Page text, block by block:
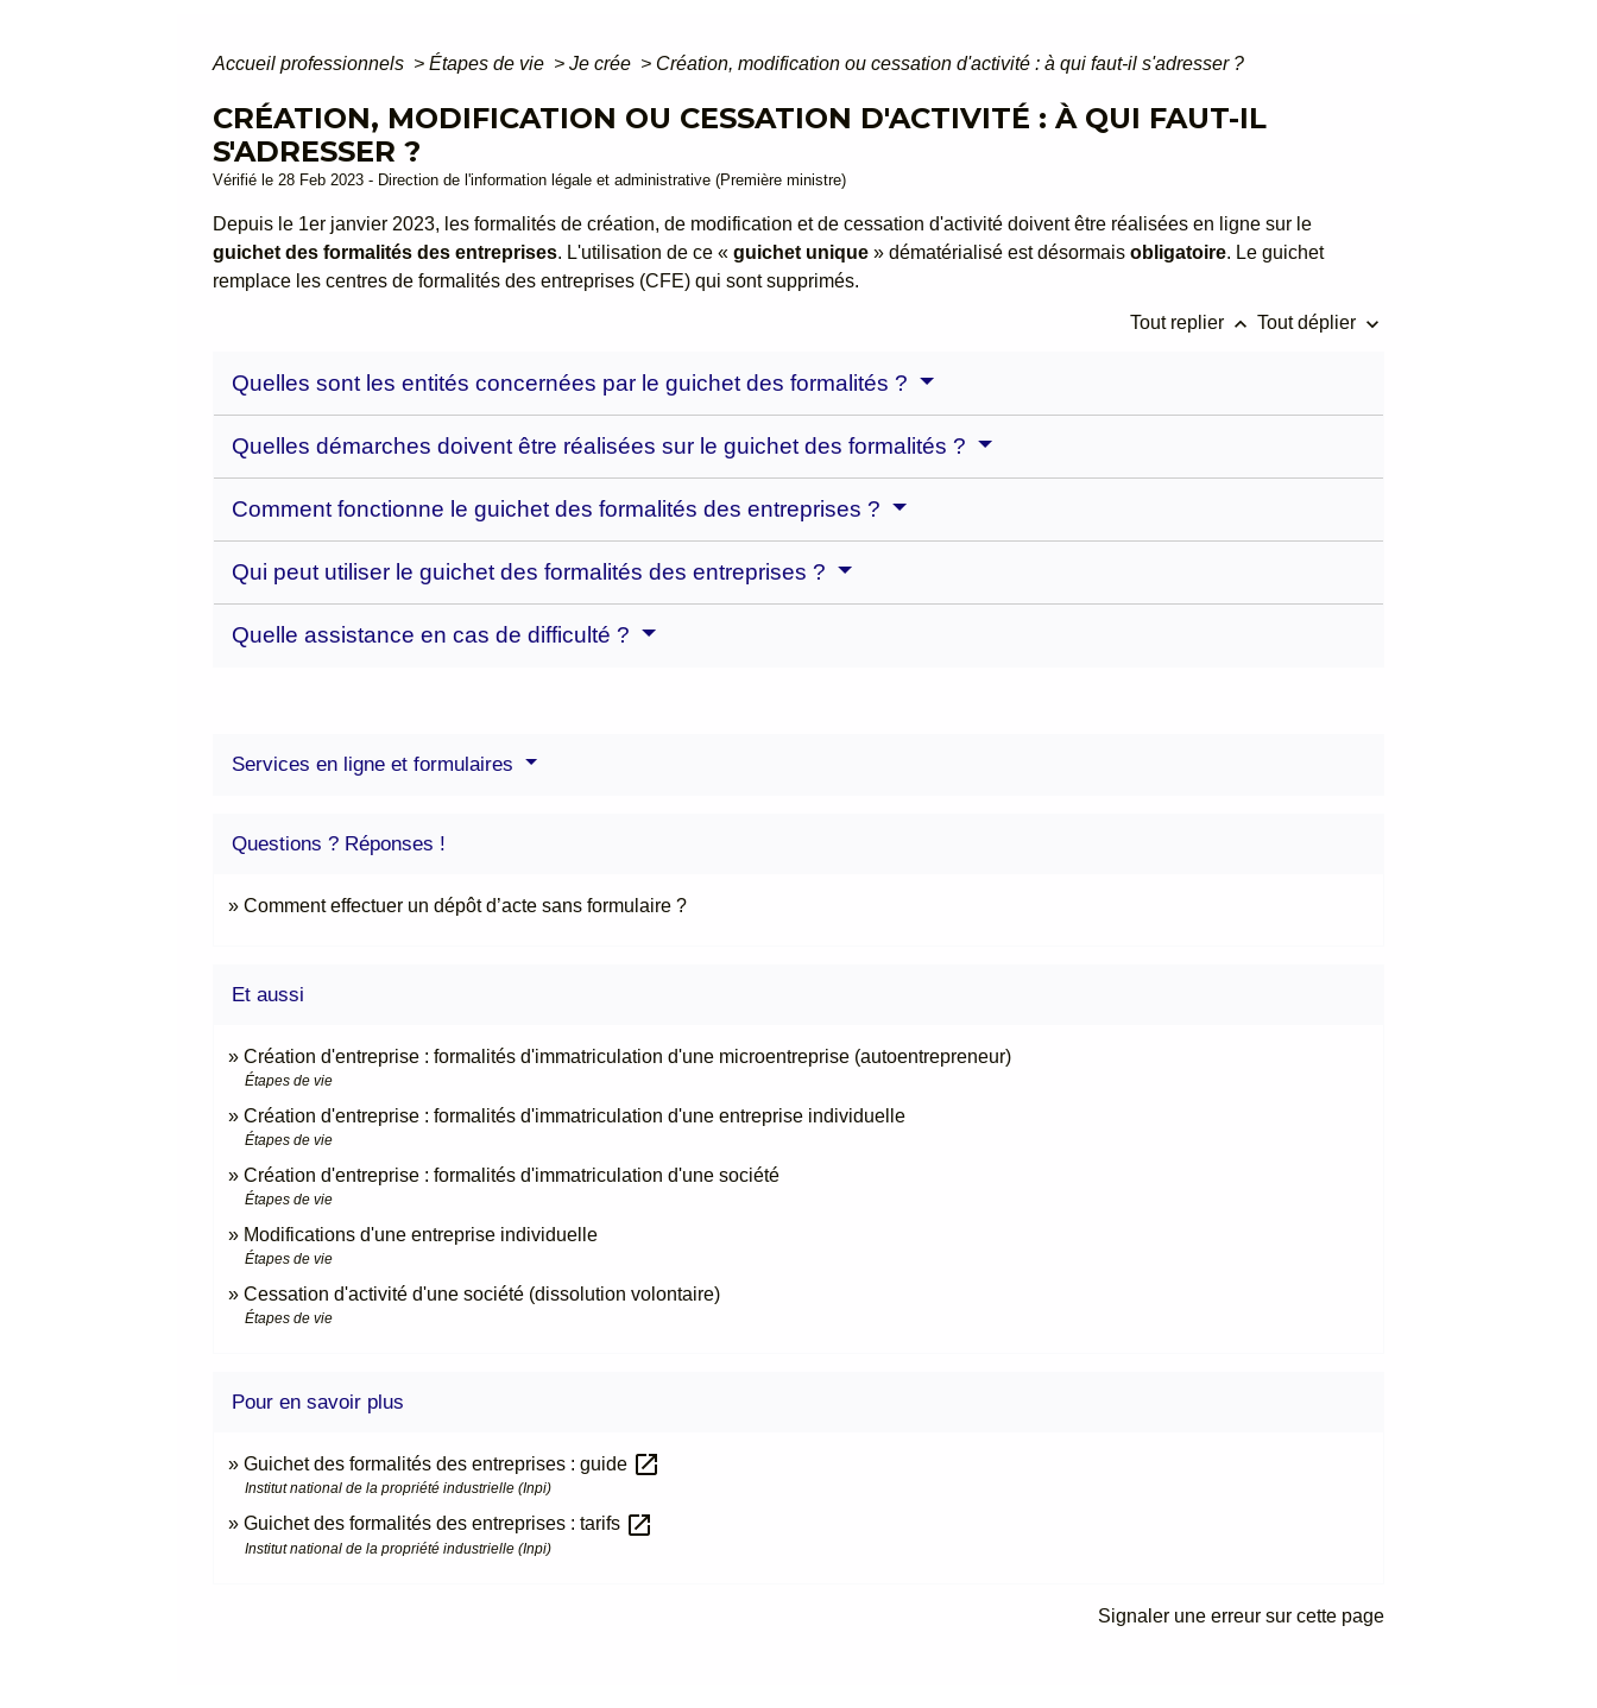
Accueil professionnels > Étapes de vie > Je crée > Création, modification ou cessation d'activité : à qui faut-il s'adresser ?
CRÉATION, MODIFICATION OU CESSATION D'ACTIVITÉ : À QUI FAUT-IL
S'ADRESSER ?
Vérifié le 28 Feb 2023 - Direction de l'information légale et administrative (Première ministre)
Depuis le 1er janvier 2023, les formalités de création, de modification et de cessation d'activité doivent être réalisées en ligne sur le
guichet des formalités des entreprises. L'utilisation de ce «guichet unique » dématérialisé est désormaisobligatoire. Le guichet
remplace les centres de formalités des entreprises (CFE) qui sont supprimés.
Tout replier keyboard_arrow_up Tout déplier keyboard_arrow_down
Quelles sont les entités concernées par le guichet des formalités ?
Quelles démarches doivent être réalisées sur le guichet des formalités ?
Comment fonctionne le guichet des formalités des entreprises ?
Qui peut utiliser le guichet des formalités des entreprises ?
Quelle assistance en cas de difficulté ?
Services en ligne et formulaires
Questions ? Réponses !
Comment effectuer un dépôt d’acte sans formulaire ?
Et aussi
Création d'entreprise : formalités d'immatriculation d'une microentreprise (autoentrepreneur)
Étapes de vie
Création d'entreprise : formalités d'immatriculation d'une entreprise individuelle
Étapes de vie
Création d'entreprise : formalités d'immatriculation d'une société
Étapes de vie
Modifications d'une entreprise individuelle
Étapes de vie
Cessation d'activité d'une société (dissolution volontaire)
Étapes de vie
Pour en savoir plus
Guichet des formalités des entreprises : guide open_in_new
Institut national de la propriété industrielle (Inpi)
Guichet des formalités des entreprises : tarifs open_in_new
Institut national de la propriété industrielle (Inpi)
Signaler une erreur sur cette page